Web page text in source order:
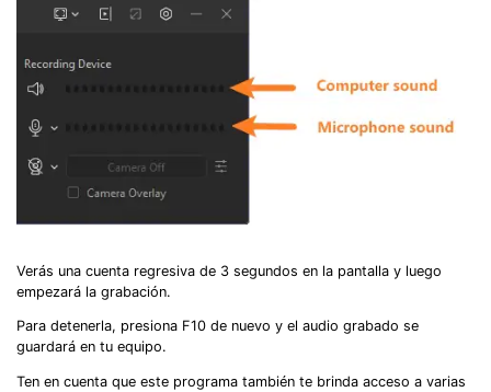
Verás una cuenta regresiva de 3 segundos en la pantalla y luego
empezará la grabación.
Para detenerla, presiona F10 de nuevo y el audio grabado se
guardará en tu equipo.
Ten en cuenta que este programa también te brinda acceso a varias